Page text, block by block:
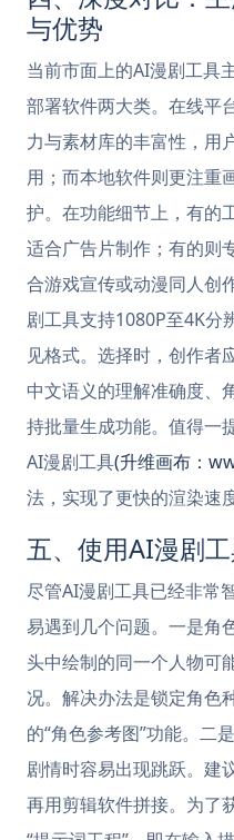
与优势
当前市面上的AI漫剧工具
部署软件两大类。在线平
力与素材库的丰富性，用
用；而本地软件则更注重
护。在功能细节上，有的
适合广告片制作；有的则
合游戏宣传或动漫同人创
剧工具支持1080P至4K分
见格式。选择时，创作者
中文语义的理解准确度、
持批量生成功能。值得一
AI漫剧工具(升维画布：
法，实现了更快的渲染速
五、使用AI漫剧
尽管AI漫剧工具已经非常
易遇到几个问题。一是角
头中绘制的同一个人物可
况。解决办法是锁定角色
的“角色参考图”功能。二
剧情时容易出现跳跃。建
再用剪辑软件拼接。为了